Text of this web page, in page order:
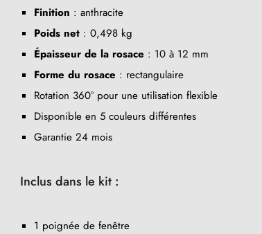
Finition : anthracite
Poids net : 0,498 kg
Épaisseur de la rosace : 10 à 12 mm
Forme du rosace : rectangulaire
Rotation 360° pour une utilisation flexible
Disponible en 5 couleurs différentes
Garantie 24 mois
Inclus dans le kit :
1 poignée de fenêtre